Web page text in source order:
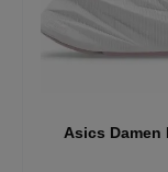
Asics